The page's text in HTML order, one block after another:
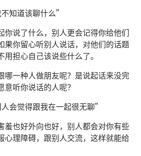
知道该聊什么”
你说了什么，别人更会记得你给他们
果你留心听别人说话，对他们的话题
担心自己该说些什么了。
哪一种人做朋友呢？是说起话来没完
听你说话的人呢？
会觉得跟我在一起很无聊”
羞也好外向也好，别人都会对你有些
心理障碍，跟别人交流，这样就能给